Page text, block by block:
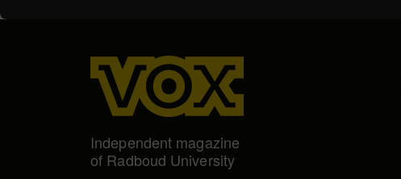
Independent magazine
of Radboud University